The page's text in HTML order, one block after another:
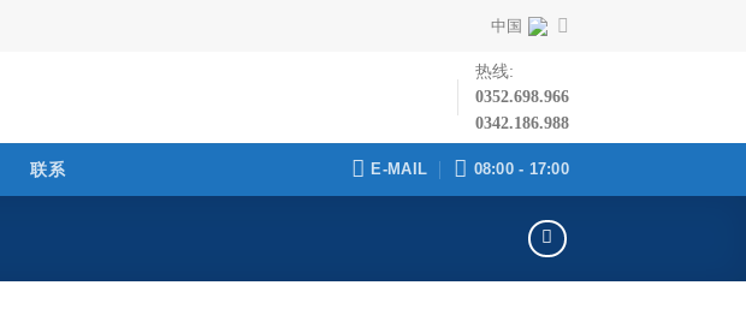
中国
热线:
0352.698.966
0342.186.988
联系 E-MAIL 08:00 - 17:00